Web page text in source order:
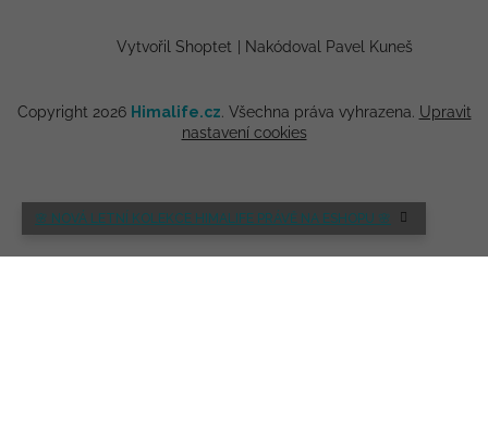
🌸 NOVÁ LETNÍ KOLEKCE HIMALIFE PRÁVĚ NA ESHOPU 🌸
Vytvořil Shoptet Nakódoval Pavel Kuneš
Copyright 2026 Himalife.cz. Všechna práva vyhrazena. Upravit
nastavení cookies